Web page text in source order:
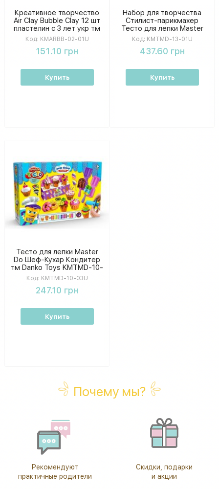
Креативное творчество
Air Clay Bubble Clay 12 шт
пластелин с 3 лет укр тм
Danko Toys KMARBB 02
01U
Код: KMARBB-02-01U
151.10 грн
Купить
Набор для творчества
Стилист-парикмахер
Тесто для лепки Master
Do укр
Код: KMTMD-13-01U
437.60 грн
Купить
Тесто для лепки Master
Do Шеф-Кухар Кондитер
тм Danko Toys KMTMD-10-
03U
Код: KMTMD-10-03U
247.10 грн
Купить
Почему мы?
Рекомендуют
практичные родители
Скидки, подарки
и акции